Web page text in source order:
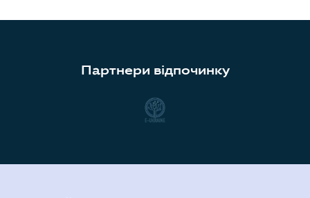
Партнери відпочинку